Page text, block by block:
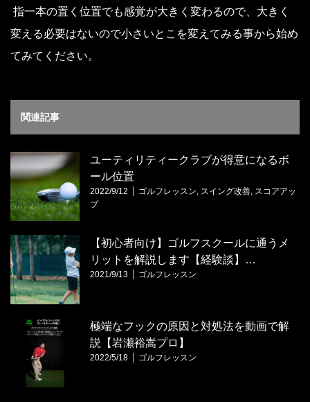
指一本の置く位置でも感覚が大きく変わるので、大きく
変える必要はないので小さいとこを変えてみる事から始め
てみてください。
関連記事
ユーティリティークラブが得意になるボ
ール位置
2022/9/12 ゴルフレッスン スイング改善 スコアアッ
プ
【初心者向け】ゴルフスクールに通うメ
リットを解説します【経験談】…
2021/9/13 ゴルフレッスン
極端なフックの原因と対処法を動画で解
説【岩瀬裕嵩プロ】
2022/5/18 ゴルフレッスン